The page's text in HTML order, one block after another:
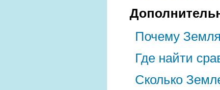
Почему
Где найти
Сколько